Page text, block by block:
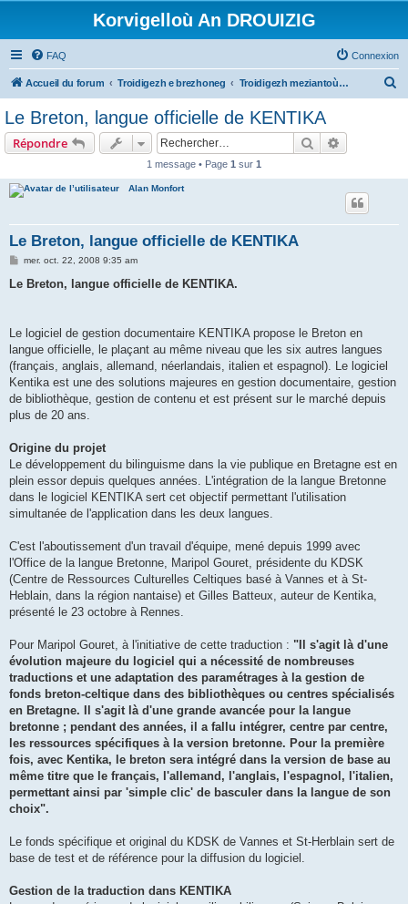
Korvigelloù An DROUIZIG
FAQ Connexion
Accueil du forum Troidigezh e brezhoneg Troidigezh meziantoù all (frank a wirioù evit an darn vrasañ anezho)
Le Breton, langue officielle de KENTIKA
Répondre Rechercher
1 message • Page 1 sur 1
Alan Monfort
Le Breton, langue officielle de KENTIKA
M
s
mer. oct. 22, 2008 9:35 am
Le Breton, langue officielle de KENTIKA.
Le logiciel de gestion documentaire KENTIKA propose le Breton en
langue officielle, le plaçant au même niveau que les six autres langues
(français, anglais, allemand, néerlandais, italien et espagnol). Le logiciel
Kentika est une des solutions majeures en gestion documentaire, gestion
de bibliothèque, gestion de contenu et est présent sur le marché depuis
plus de 20 ans.
Origine du projet
Le développement du bilinguisme dans la vie publique en Bretagne est en
plein essor depuis quelques années. L'intégration de la langue Bretonne
dans le logiciel KENTIKA sert cet objectif permettant l'utilisation
simultanée de l'application dans les deux langues.
C'est l'aboutissement d'un travail d'équipe, mené depuis 1999 avec
l'Office de la langue Bretonne, Maripol Gouret, présidente du KDSK
(Centre de Ressources Culturelles Celtiques basé à Vannes et à St-
Heblain, dans la région nantaise) et Gilles Batteux, auteur de Kentika,
présenté le 23 octobre à Rennes.
Pour Maripol Gouret, à l'initiative de cette traduction : "Il s'agit là d'une
évolution majeure du logiciel qui a nécessité de nombreuses
traductions et une adaptation des paramétrages à la gestion de
fonds breton-celtique dans des bibliothèques ou centres spécialisés
en Bretagne. Il s'agit là d'une grande avancée pour la langue
bretonne ; pendant des années, il a fallu intégrer, centre par centre,
les ressources spécifiques à la version bretonne. Pour la première
fois, avec Kentika, le breton sera intégré dans la version de base au
même titre que le français, l'allemand, l'anglais, l'espagnol, l'italien,
permettant ainsi par 'simple clic' de basculer dans la langue de son
choix".
Le fonds spécifique et original du KDSK de Vannes et St-Herblain sert de
base de test et de référence pour la diffusion du logiciel.
Gestion de la traduction dans KENTIKA